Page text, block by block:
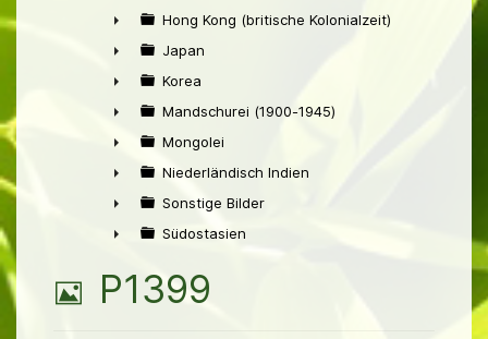
►
►
Hong Kong (britische Kolonialzeit)
►
Japan
►
Korea
►
Mandschurei (1900-1945)
►
Mongolei
►
Niederländisch Indien
►
Sonstige Bilder
Südostasien
B
P1399